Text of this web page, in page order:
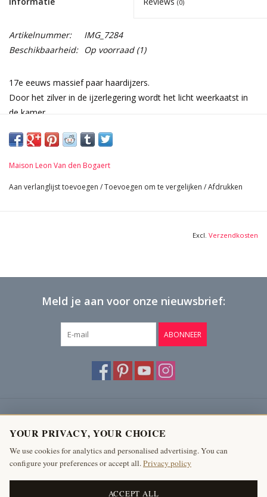
(0)
Artikelnummer:
IMG_7284
Beschikbaarheid: Op voorraad(1)
17e eeuws massief paar haardijzers.
Door het zilver in de ijzerlegering wordt het licht weerkaatst in
de kamer.
61 cm Hoogte 24,02 Inch
42 cm Lengte 16,54 Inch
5,6 Kg
Maison Leon Van den Bogaert
Aan verlanglijst toevoegen /Toevoegen om te vergelijken /Afdrukken
Excl. Verzendkosten
Meld je aan voor onze nieuwsbrief:
ABONNEER
Producten
Mijn account
The Antique Fireplace Bank
YOUR PRIVACY, YOUR CHOICE
We use cookies for analytics and personalised advertising. You can
configure your preferences or accept all.Privacy policy
ACCEPT ALL